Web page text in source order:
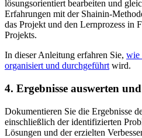
lösungsorientiert bearbeiten und
Erfahrungen mit der Shainin-
das Projekt und den Lernprozess in
Projekts.
In dieser Anleitung erfahren Sie, wie
organisiert und durchgeführtwird.
4. Ergebnisse auswerten
Dokumentieren Sie die Ergebnisse
einschließlich der identifizierten
Lösungen und der erzielten